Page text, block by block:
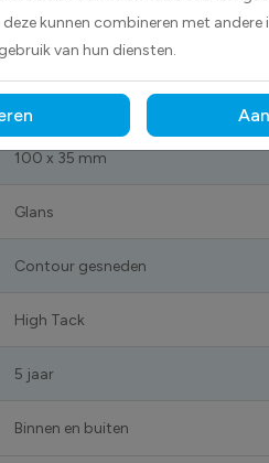
DS1001121_100x35 mm
100 x 35 mm
Glans
Contour gesneden
High Tack
5 jaar
Binnen en buiten
kunnen combineren met
van hun diensten.